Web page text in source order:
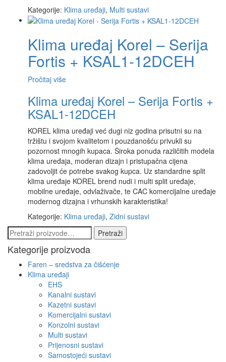
Kategorije: Klima uređaji, Multi sustavi
Klima uređaj Korel – Serija
Fortis + KSAL1-12DCEH
Pročitaj više
Klima uređaj Korel – Serija Fortis +
KSAL1-12DCEH
KOREL klima uređaji već dugi niz godina prisutni su na
tržištu i svojom kvalitetom i pouzdanošću privukli su
pozornost mnogih kupaca. Široka ponuda različitih modela
klima uređaja, moderan dizajn i pristupačna cijena
zadovoljit će potrebe svakog kupca. Uz standardne split
klima uređaje KOREL brend nudi i multi split uređaje,
mobilne uređaje, odvlaživače, te CAC komercijalne uređaje
modernog dizajna i vrhunskih karakteristika!
Kategorije: Klima uređaji, Zidni sustavi
Pretraži:
Pretraži
Kategorije proizvoda
Faren – sredstva za čišćenje
Klima uređaji
EHS
Kanalni sustavi
Kazetni sustavi
Komercijalni sustavi
Konzolni sustavi
Multi sustavi
Prijenosni sustavi
Samostojeći sustavi